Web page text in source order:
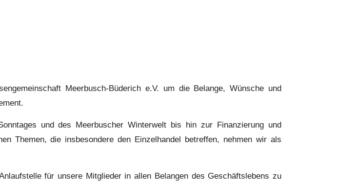
Meerbusch-Büderich e.V. um die Belange, Wünsche und
und des Meerbuscher Winterwelt bis hin zur Finanzierung und
Themen, die insbesondere den Einzelhandel betreffen, nehmen wir als
für unsere Mitglieder in allen Belangen des Geschäftslebens zu